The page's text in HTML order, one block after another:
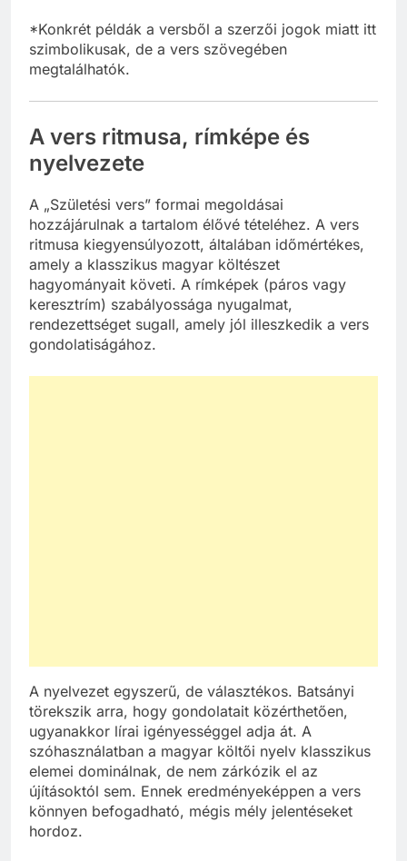
*Konkrét példák a versből a szerzői jogok miatt itt
szimbolikusak, de a vers szövegében
megtalálhatók.
A vers ritmusa, rímképe és
nyelvezete
A „Születési vers” formai megoldásai
hozzájárulnak a tartalom élővé tételéhez. A vers
ritmusa kiegyensúlyozott, általában időmértékes,
amely a klasszikus magyar költészet
hagyományait követi. A rímképek (páros vagy
keresztrím) szabályossága nyugalmat,
rendezettséget sugall, amely jól illeszkedik a vers
gondolatiságához.
A nyelvezet egyszerű, de választékos. Batsányi
törekszik arra, hogy gondolatait közérthetően,
ugyanakkor lírai igényességgel adja át. A
szóhasználatban a magyar költői nyelv klasszikus
elemei dominálnak, de nem zárkózik el az
újításoktól sem. Ennek eredményeképpen a vers
könnyen befogadható, mégis mély jelentéseket
hordoz.